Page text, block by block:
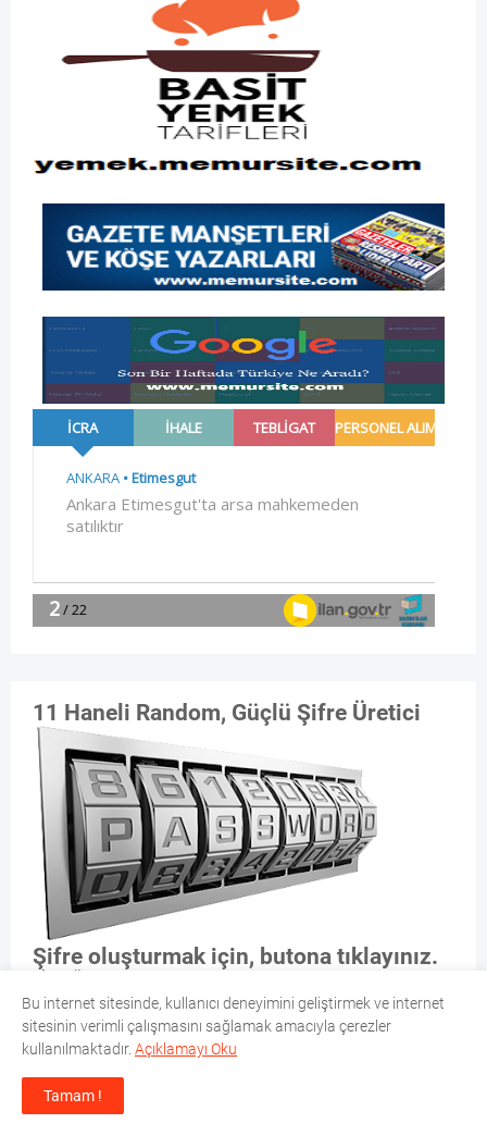
11 Haneli Random, Güçlü Şifre Üretici
Şifre oluşturmak için, butona tıklayınız.
Bu internet sitesinde, kullanıcı deneyimini geliştirmek ve internet
sitesinin verimli çalışmasını sağlamak amacıyla çerezler
kullanılmaktadır. Açıklamayı Oku
Tamam !